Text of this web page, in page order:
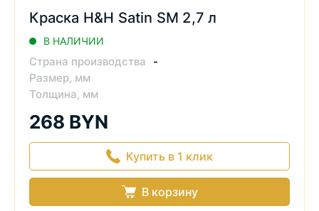
Краска H&H Satin SM 2,7 л
В НАЛИЧИИ
Страна производства
-
Размер, мм
Толщина, мм
268 BYN
Купить в 1 клик
В корзину